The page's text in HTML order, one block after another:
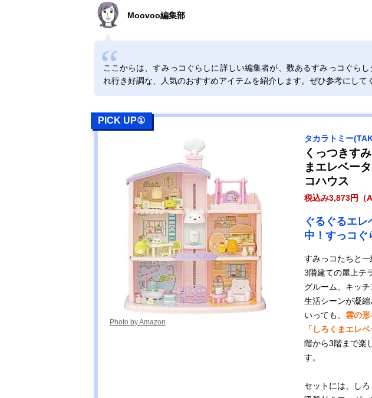
Moovoo編集部
ここからは、すみっコぐらしに詳しい編集者が、数あるすみっコぐら
れ行き好調な、人気のおすすめアイテムを紹介します。ぜひ参考にして
PICK UP①
Photo by Amazon
タカラトミー
くっつきす
まエレベー
コハウス
税込み3,873円（
ぐるぐるエ
中！すっコぐ
すみっコたちと一
3階建ての屋上テ
グルーム、キッ
生活シーンが凝
いっても、 雲の
「しろくまエレベ
階から3階まで楽
す。
セットには、し